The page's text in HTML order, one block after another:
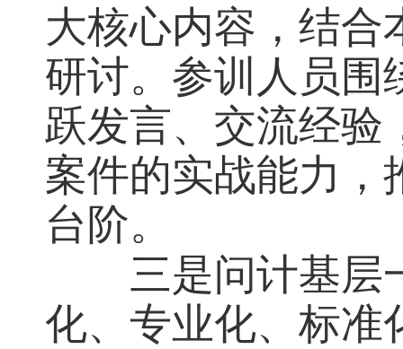
大核心内容，结合
研讨。参训人员围
跃发言、交流经验
案件的实战能力，
台阶。
三是问计基层
化、专业化、标准